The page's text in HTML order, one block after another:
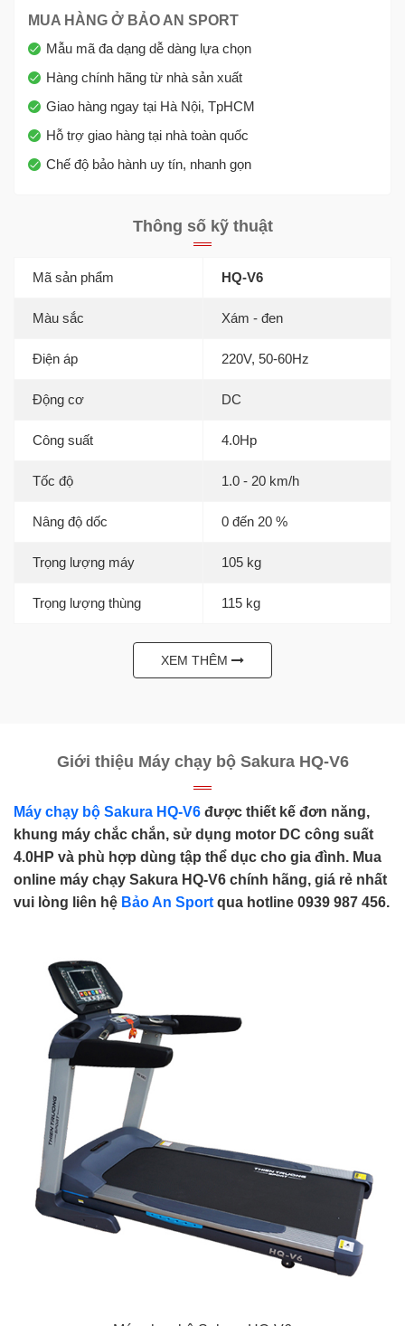
MUA HÀNG Ở BẢO AN SPORT
Mẫu mã đa dạng dễ dàng lựa chọn
Hàng chính hãng từ nhà sản xuất
Giao hàng ngay tại Hà Nội, TpHCM
Hỗ trợ giao hàng tại nhà toàn quốc
Chế độ bảo hành uy tín, nhanh gọn
Thông số kỹ thuật
Mã sản phẩm HQ-V6
Màu sắc Xám - đen
Điện áp 220V, 50-60Hz
Động cơ DC
Công suất 4.0Hp
Tốc độ 1.0 - 20 km/h
Nâng độ dốc 0 đến 20 %
Trọng lượng máy 105 kg
Trọng lượng thùng 115 kg
XEM THÊM
Giới thiệu Máy chạy bộ Sakura HQ-V6
Máy chạy bộ Sakura HQ-V6 được thiết kế đơn năng,
khung máy chắc chắn, sử dụng motor DC công suất
4.0HP và phù hợp dùng tập thể dục cho gia đình. Mua
online máy chạy Sakura HQ-V6 chính hãng, giá rẻ nhất
vui lòng liên hệ Bảo An Sport qua hotline 0939 987 456.